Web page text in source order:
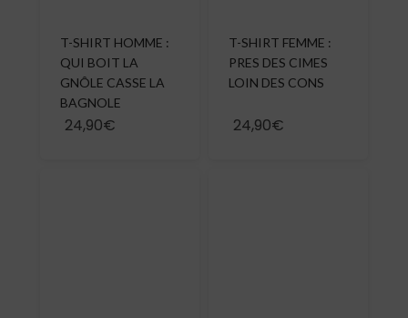
T-SHIRT HOMME :
QUI BOIT LA
GNÔLE CASSE LA
BAGNOLE
24,90€
T-SHIRT FEMME :
PRES DES CIMES
LOIN DES CONS
24,90€